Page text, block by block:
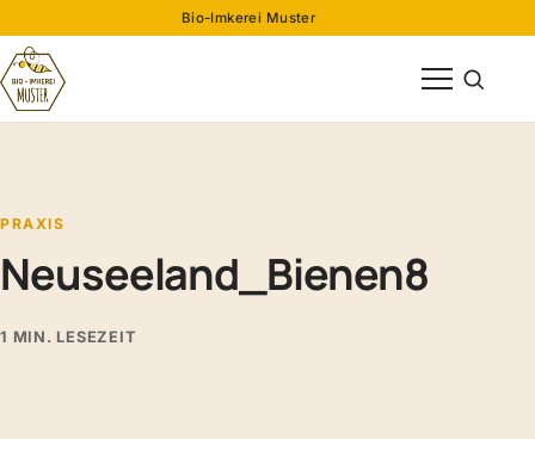
Bio-Imkerei Muster
Menü öffnen
Suche
PRAXIS
Neuseeland_Bienen8
1 MIN. LESEZEIT